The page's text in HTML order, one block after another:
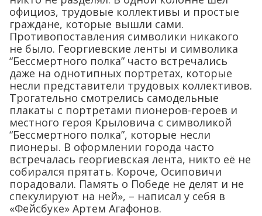
официоз, трудовые коллективы и простые
граждане, которые вышли сами.
Противопоставления символики никакого
не было. Георгиевские ленты и символика
“Бессмертного полка” часто встречались
даже на однотипных портретах, которые
несли представители трудовых коллективов.
Трогательно смотрелись самодельные
плакаты с портретами пионеров-героев и
местного героя Крыловича с символикой
“Бессмертного полка”, которые несли
пионеры. В оформлении города часто
встречалась георгиевская лента, никто её не
собирался прятать. Короче, Осиповичи
порадовали. Память о Победе не делят и не
спекулируют на ней», – написал у себя в
«Фейсбуке» Артем Агафонов.